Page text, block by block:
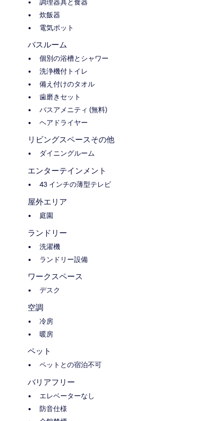
調理器具と食器
炊飯器
電気ポット
バスルーム
個別の浴槽とシャワー
洗浄機付トイレ
備え付けのタオル
歯磨きセット
バスアメニティ (無料)
ヘアドライヤー
リビングスペースその他
ダイニングルーム
エンターテインメント
43 インチの薄型テレビ
屋外エリア
庭園
ランドリー
洗濯機
ランドリー設備
ワークスペース
デスク
空調
冷房
暖房
ペット
ペットとの宿泊不可
バリアフリー
エレベーターなし
防音仕様